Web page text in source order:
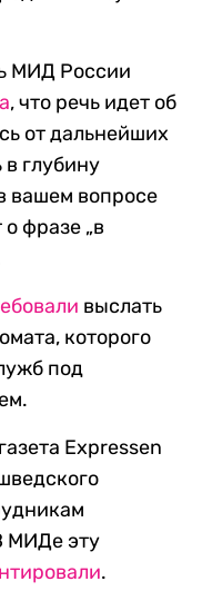
МИД России
, что речь идет об
от дальнейших
глубину
вашем вопросе
фразе „в
выслать
которого
под
Expressen
МИДе эту
.